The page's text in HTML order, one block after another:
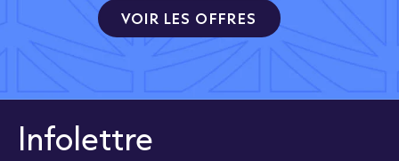
VOIR LES OFFRES
Infolettre